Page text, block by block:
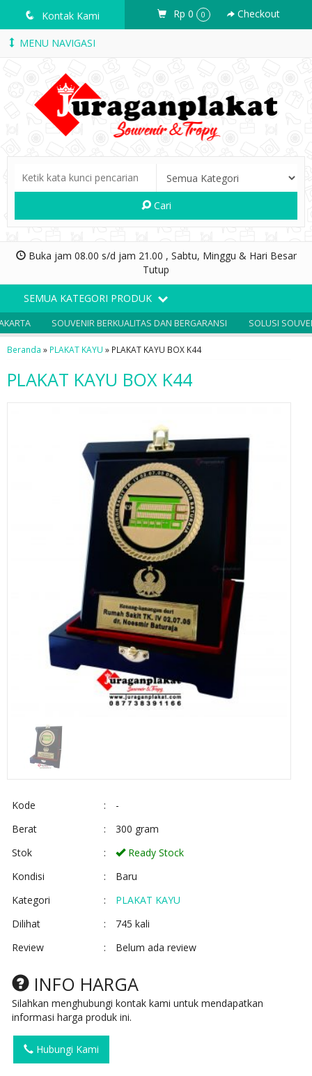
q Kontak Kami Rp 0 0 Checkout
MENU NAVIGASI
Cari
Buka jam 08.00 s/d jam 21.00 , Sabtu, Minggu & Hari Besar
Tutup
SEMUA KATEGORI PRODUK
SOUVENIR BERKUALITAS DAN BERGARANSI SOLUSI
Beranda » PLAKAT KAYU » PLAKAT KAYU BOX K44
PLAKAT KAYU BOX K44
Kode :
-
Berat
:
300 gram
Stok
:
Ready Stock
Kondisi
:
Baru
Kategori
:
PLAKAT KAYU
Dilihat
:
745 kali
Review
: Belum ada review
INFO HARGA
Silahkan menghubungi kontak kami untuk mendapatkan
informasi harga produk ini.
Hubungi Kami